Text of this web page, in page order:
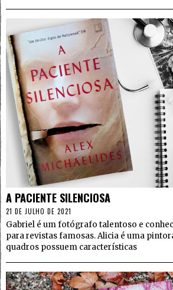
A PACIENTE SILENCIOSA
21 DE JULHO DE 2021
Gabriel é um fotógrafo talentoso e
para revistas famosas. Alicia é uma
quadros possuem características